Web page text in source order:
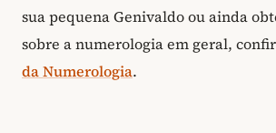
sua pequena Genivaldo ou ainda
sobre a numerologia em geral,
da Numerologia.